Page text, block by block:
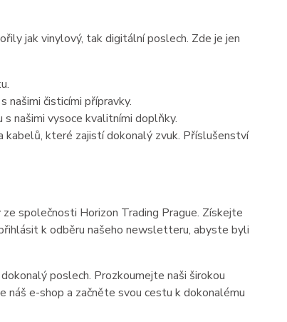
jak vinylový, tak digitální poslech. Zde je jen
našimi čisticími přípravky.
našimi vysoce kvalitními doplňky.
kabelů, které zajistí dokonalý zvuk. Příslušenství
společnosti Horizon Trading Prague. Získejte
k odběru našeho newsletteru, abyste byli
poslech. Prozkoumejte naši širokou
e-shop a začněte svou cestu k dokonalému